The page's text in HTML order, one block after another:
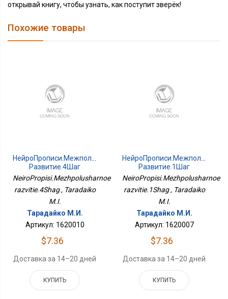
открывай книгу, чтобы узнать, как поступит зверёк!
Похожие товары
НейроПрописи.Межполушарное
Развитие.4Шаг
NeiroPropisi.Mezhpolusharnoe
razvitie.4Shag , Taradaiko
M.I.
Тарадайко М.И.
Артикул: 1620010
$7.36
Доставка за 14–20 дней
КУПИТЬ
Развитие.1Шаг
NeiroPropisi.Mezhpolusharnoe
razvitie.1Shag , Taradaiko
M.I.
Тарадайко М.И.
Артикул: 1620007
$7.36
Доставка за 14–20 дней
КУПИТЬ